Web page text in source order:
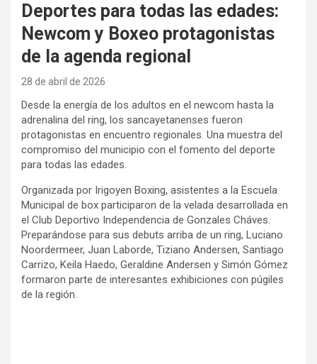
Deportes para todas las edades:
Newcom y Boxeo protagonistas
de la agenda regional
28 de abril de 2026
Desde la energía de los adultos en el newcom hasta la
adrenalina del ring, los sancayetanenses fueron
protagonistas en encuentro regionales. Una muestra del
compromiso del municipio con el fomento del deporte
para todas las edades.
Organizada por Irigoyen Boxing, asistentes a la Escuela
Municipal de box participaron de la velada desarrollada en
el Club Deportivo Independencia de Gonzales Cháves.
Preparándose para sus debuts arriba de un ring, Luciano
Noordermeer, Juan Laborde, Tiziano Andersen, Santiago
Carrizo, Keila Haedo, Geraldine Andersen y Simón Gómez
formaron parte de interesantes exhibiciones con púgiles
de la región.